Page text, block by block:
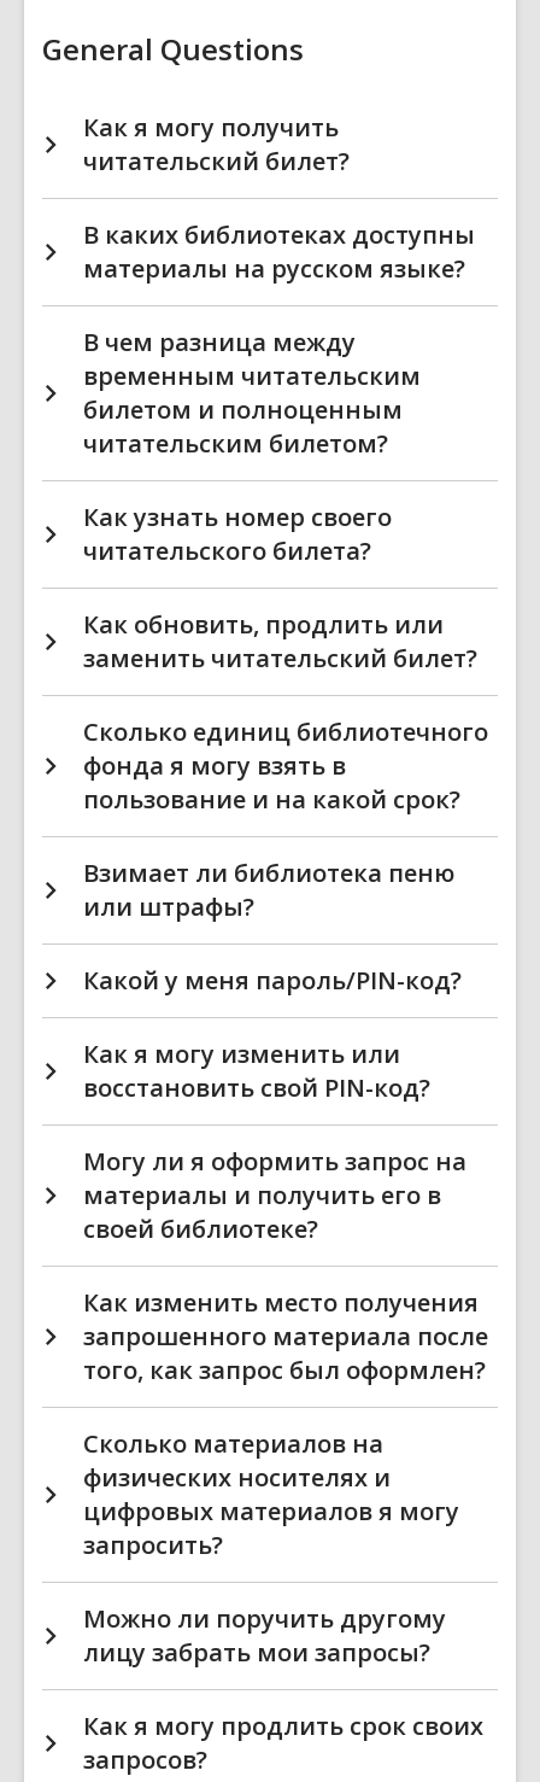
General Questions
Как я могу получить
читательский билет?
В каких библиотеках доступны
материалы на русском языке?
В чем разница между
временным читательским
билетом и полноценным
читательским билетом?
Как узнать номер своего
читательского билета?
Как обновить, продлить или
заменить читательский билет?
Сколько единиц библиотечного
фонда я могу взять в
пользование и на какой срок?
Взимает ли библиотека пеню
или штрафы?
Какой у меня пароль/PIN-код?
Как я могу изменить или
восстановить свой PIN-код?
Могу ли я оформить запрос на
материалы и получить его в
своей библиотеке?
Как изменить место получения
запрошенного материала после
того, как запрос был оформлен?
Сколько материалов на
физических носителях и
цифровых материалов я могу
запросить?
Можно ли поручить другому
лицу забрать мои запросы?
Как я могу продлить срок своих
запросов?